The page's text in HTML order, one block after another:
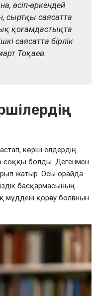
өсіп-өркендей
сыртқы саясатта
қоғамдастықта
саясатта бірлік
Тоқаев.
көрші елдердің
соққы болды. Дегенмен
жатыр. Осы орайда
басқармасының
қорғау болғанын